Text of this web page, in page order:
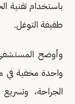
باستخدام تقنية
طفيفة التوغل.
وأوضح
واحدة مخفية في
الجراحة،